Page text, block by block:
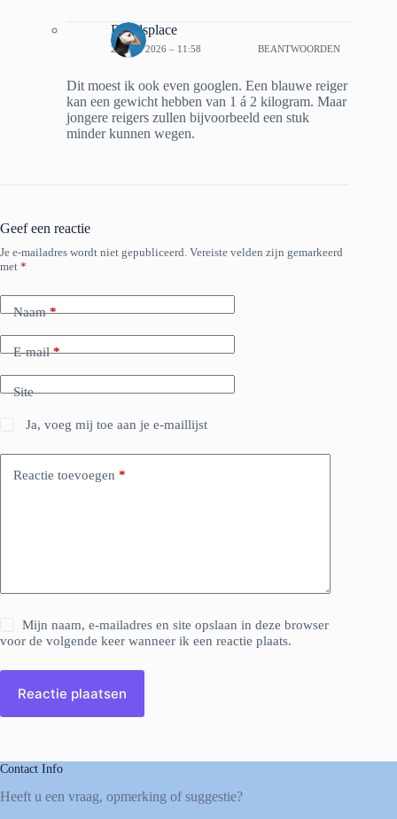
Bbirdsplace
25 MEI 2026 – 11:58 BEANTWOORDEN
Dit moest ik ook even googlen. Een blauwe reiger
kan een gewicht hebben van 1 á 2 kilogram. Maar
jongere reigers zullen bijvoorbeeld een stuk
minder kunnen wegen.
Geef een reactie
Je e-mailadres wordt niet gepubliceerd. Vereiste velden zijn gemarkeerd
met *
Naam*
E-mail*
Site
Ja, voeg mij toe aan je e-maillijst
Reactie toevoegen *
Mijn naam, e-mailadres en site opslaan in deze browser
voor de volgende keer wanneer ik een reactie plaats.
Reactie plaatsen
Contact Info
Heeft u een vraag, opmerking of suggestie?